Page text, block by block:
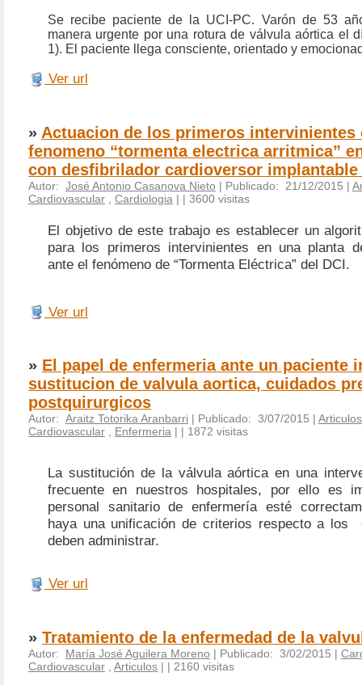
Se recibe paciente de la UCI-PC. Varón de 53
manera urgente por una rotura de válvula aórtica el
1). El paciente llega consciente, orientado y
Ver url
» Actuacion de los primeros intervinientes
fenomeno “tormenta electrica arritmica”
con desfibrilador cardioversor implantable
Autor: José Antonio Casanova Nieto | Publicado: 21/12/2015 |
Cardiovascular
Cardiologia | | 3600 visitas
El objetivo de este trabajo es establecer un
para los primeros intervinientes en una planta
ante el fenómeno de “Tormenta Eléctrica” del DCI.
Ver url
» El papel de enfermeria ante un paciente
sustitucion de valvula aortica, cuidados
postquirurgicos
Autor: Araitz Totorika Aranbarri | Publicado: 3/07/2015 | Articulos
Cardiovascular , Enfermeria | | 1872 visitas
La sustitución de la válvula aórtica en una
frecuente en nuestros hospitales, por ello es
personal sanitario de enfermería esté
haya una unificación de criterios respecto a los
deben administrar.
Ver url
» Tratamiento de la enfermedad de la
Autor: María José Aguilera Moreno | Publicado: 3/02/2015 |
Cardiovascular
Articulos | | 2160 visitas